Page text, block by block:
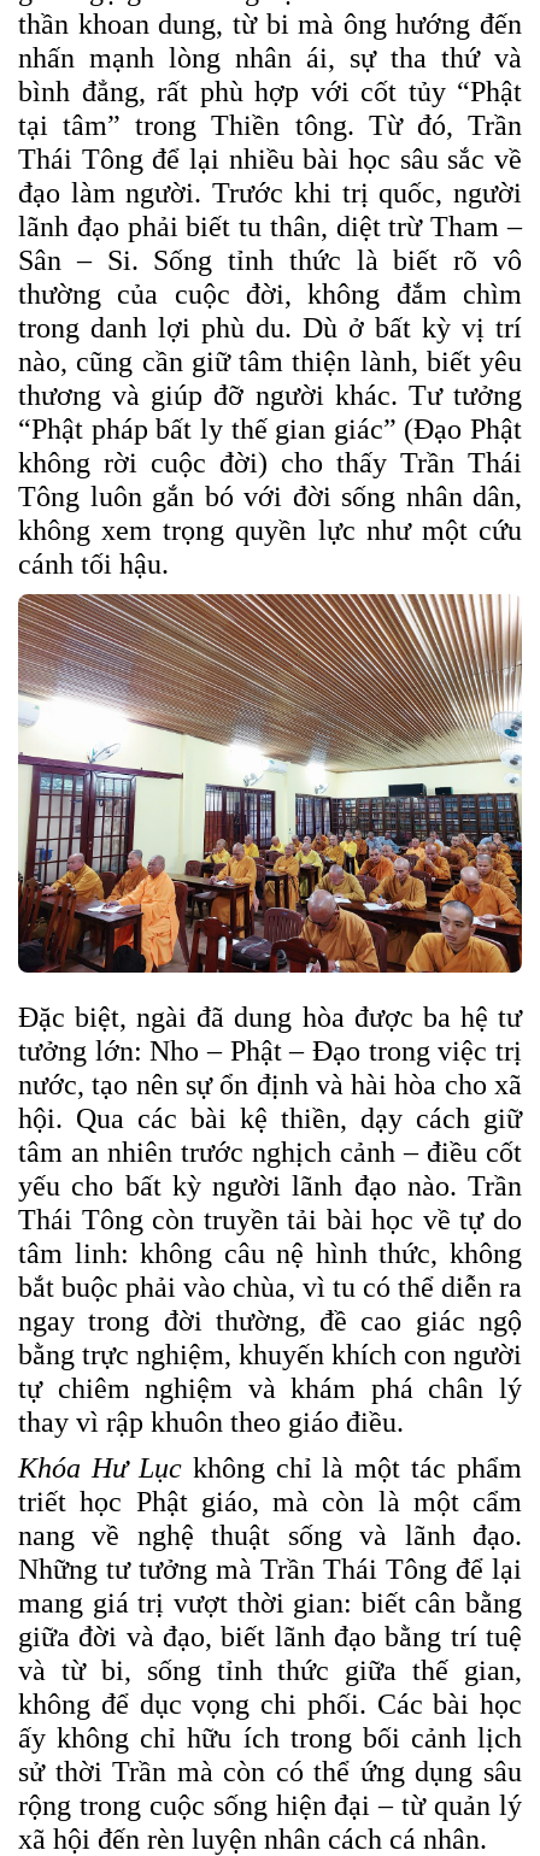
thần khoan dung, từ bi mà ông hướng đến
nhấn mạnh lòng nhân ái, sự tha thứ và
bình đẳng, rất phù hợp với cốt tủy “Phật
tại tâm” trong Thiền tông. Từ đó, Trần
Thái Tông để lại nhiều bài học sâu sắc về
đạo làm người. Trước khi trị quốc, người
lãnh đạo phải biết tu thân, diệt trừ Tham –
Sân – Si. Sống tỉnh thức là biết rõ vô
thường của cuộc đời, không đắm chìm
trong danh lợi phù du. Dù ở bất kỳ vị trí
nào, cũng cần giữ tâm thiện lành, biết yêu
thương và giúp đỡ người khác. Tư tưởng
“Phật pháp bất ly thế gian giác” (Đạo Phật
không rời cuộc đời) cho thấy Trần Thái
Tông luôn gắn bó với đời sống nhân dân,
không xem trọng quyền lực như một cứu
cánh tối hậu.
Đặc biệt, ngài đã dung hòa được ba hệ tư
tưởng lớn: Nho – Phật – Đạo trong việc trị
nước, tạo nên sự ổn định và hài hòa cho xã
hội. Qua các bài kệ thiền, dạy cách giữ
tâm an nhiên trước nghịch cảnh – điều cốt
yếu cho bất kỳ người lãnh đạo nào. Trần
Thái Tông còn truyền tải bài học về tự do
tâm linh: không câu nệ hình thức, không
bắt buộc phải vào chùa, vì tu có thể diễn ra
ngay trong đời thường, đề cao giác ngộ
bằng trực nghiệm, khuyến khích con người
tự chiêm nghiệm và khám phá chân lý
thay vì rập khuôn theo giáo điều.
Khóa Hư Lụckhông chỉ là một tác phẩm
triết học Phật giáo, mà còn là một cẩm
nang về nghệ thuật sống và lãnh đạo.
Những tư tưởng mà Trần Thái Tông để lại
mang giá trị vượt thời gian: biết cân bằng
giữa đời và đạo, biết lãnh đạo bằng trí tuệ
và từ bi, sống tỉnh thức giữa thế gian,
không để dục vọng chi phối. Các bài học
ấy không chỉ hữu ích trong bối cảnh lịch
sử thời Trần mà còn có thể ứng dụng sâu
rộng trong cuộc sống hiện đại – từ quản lý
xã hội đến rèn luyện nhân cách cá nhân.